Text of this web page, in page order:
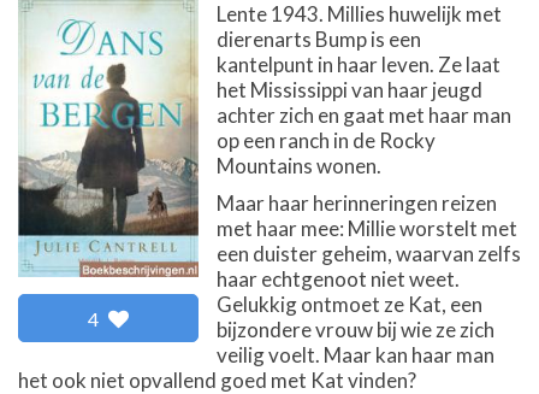
4
Lente 1943. Millies huwelijk met
dierenarts Bump is een
kantelpunt in haar leven. Ze laat
het Mississippi van haar jeugd
achter zich en gaat met haar man
op een ranch in de Rocky
Mountains wonen.
Maar haar herinneringen reizen
met haar mee: Millie worstelt met
een duister geheim, waarvan zelfs
haar echtgenoot niet weet.
Gelukkig ontmoet ze Kat, een
bijzondere vrouw bij wie ze zich
veilig voelt. Maar kan haar man
het ook niet opvallend goed met Kat vinden?